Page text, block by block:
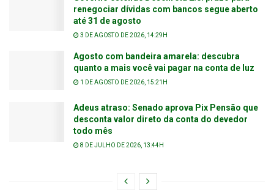
renegociar dívidas com bancos segue aberto
até 31 de agosto
3 DE AGOSTO DE 2026, 14:29H
Agosto com bandeira amarela: descubra
quanto a mais você vai pagar na conta de luz
1 DE AGOSTO DE 2026, 15:21H
Adeus atraso: Senado aprova Pix Pensão que
desconta valor direto da conta do devedor
todo mês
8 DE JULHO DE 2026, 13:44H